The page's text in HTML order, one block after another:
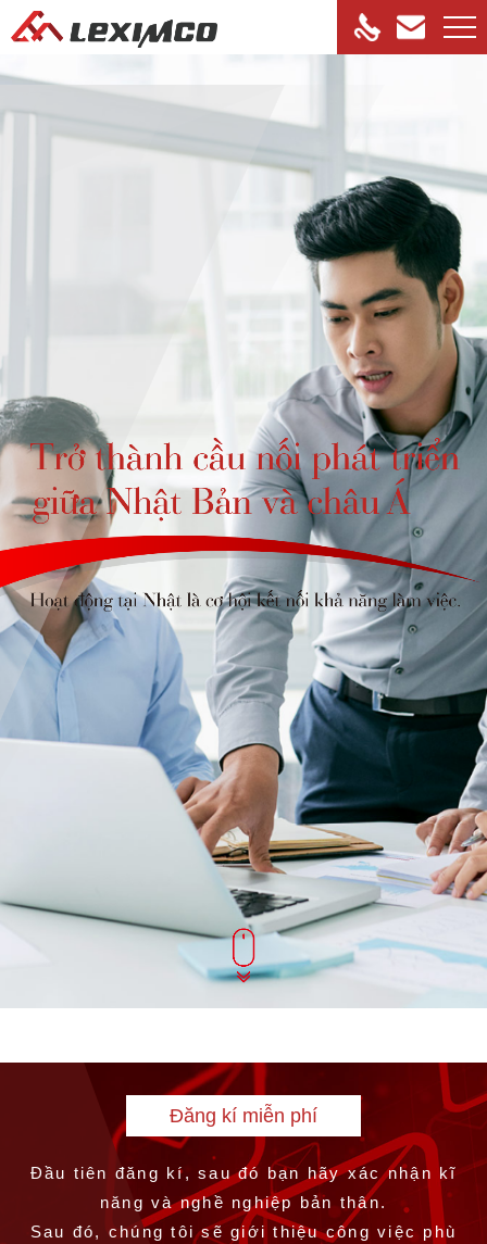
Đăng kí miễn phí
Đầu tiên đăng kí, sau đó bạn hãy xác nhận kĩ
năng và nghề nghiệp bản thân.
Sau đó, chúng tôi sẽ giới thiệu công việc phù